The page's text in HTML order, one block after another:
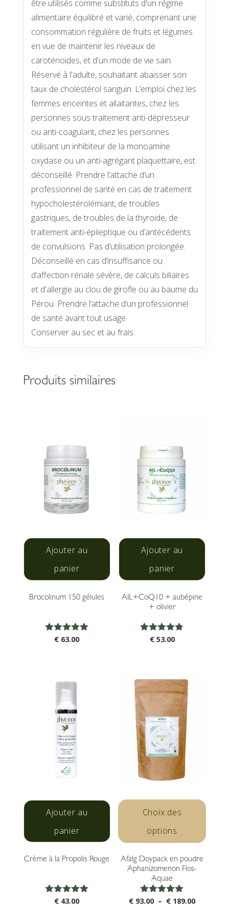
être utilisés comme substituts d'un régime
alimentaire équilibré et varié, comprenant une
consommation régulière de fruits et légumes
en vue de maintenir les niveaux de
caroténoïdes, et d'un mode de vie sain.
Réservé à l'adulte, souhaitant abaisser son
taux de cholestérol sanguin. L’emploi chez les
femmes enceintes et allaitantes, chez les
personnes sous traitement anti-dépresseur
ou anti-coagulant, chez les personnes
utilisant un inhibiteur de la monoamine
oxydase ou un anti-agrégant plaquettaire, est
déconseillé. Prendre l’attache d’un
professionnel de santé en cas de traitement
hypocholestérolémiant, de troubles
gastriques, de troubles de la thyroïde, de
traitement anti-épileptique ou d’antécédents
de convulsions. Pas d’utilisation prolongée.
Déconseillé en cas d’insuffisance ou
d’affection rénale sévère, de calculs biliaires
et d'allergie au clou de girofle ou au baume du
Pérou. Prendre l’attache d’un professionnel
de santé avant tout usage.
Conserver au sec et au frais.
Produits similaires
Ajouter au
panier
Brocolinum 150 gélules
Note
€ 63.00
Ajouter au
panier
AIL+CoQ10 + aubépine
+ olivier
Note
€53.00
Ajouter au
panier
Crème à la Propolis Rouge
Note
€ 43.00
Choix des
options
Afalg Doypack en poudre
Aphanizomenon Flos-
Aquae
Note
€ 93.00 – € 189.00Plage